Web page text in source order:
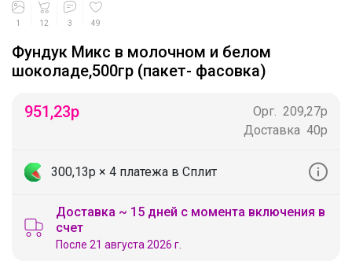
1 12 3 49
Фундук Микс в молочном и белом
шоколаде,500гр (пакет- фасовка)
951,23р Орг.
209,27р
Доставка 40р
300,13р × 4 платежа в Сплит
Доставка ~ 15 дней с момента включения в
счет
После 21 августа 2026 г.